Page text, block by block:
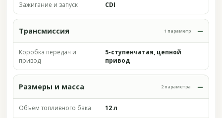
Зажигание и запуск CDI
Трансмиссия 1 параметр
Коробка передач и
привод
5-ступенчатая, цепной
привод
Размеры и масса 2 параметра
Объём топливного бака 12 л